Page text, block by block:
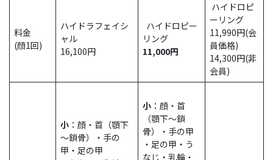
料金
(顔1回)
ハイドラフェイシ
ャル
16,100円
ハイドロピー
リング
11,000円
ハイドロピ
ーリング
11,990円(会
員価格)
14,300円(非
会員)
小 ：顔・首（顎下
～鎖骨）・手の
甲・足の甲
小 ：顔・首
（顎下～鎖
骨）・手の甲
・足の甲・う
なじ・乳輪・